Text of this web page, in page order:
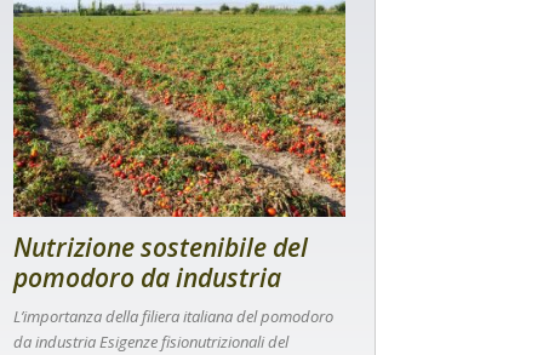
Nutrizione sostenibile del
pomodoro da industria
L’importanza della filiera italiana del pomodoro
da industria Esigenze fisionutrizionali del